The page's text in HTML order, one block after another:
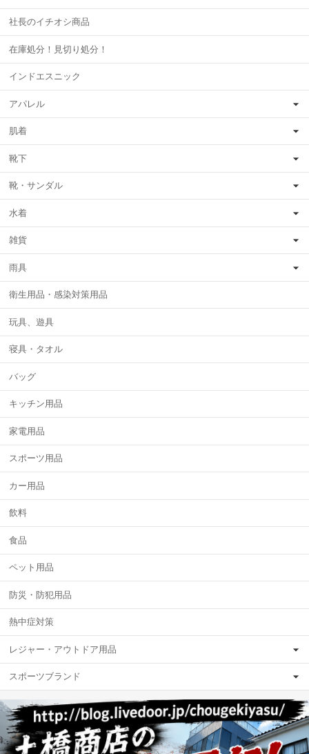
社長のイチオシ商品
在庫処分！見切り処分！
インドエスニック
アパレル
肌着
靴下
靴・サンダル
水着
雑貨
雨具
衛生用品・感染対策用品
玩具、遊具
寝具・タオル
バッグ
キッチン用品
家電用品
スポーツ用品
カー用品
飲料
食品
ペット用品
防災・防犯用品
熱中症対策
レジャー・アウトドア用品
スポーツブランド